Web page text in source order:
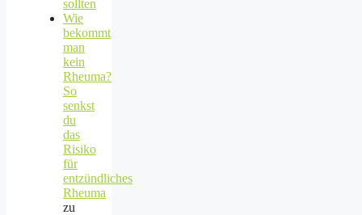
sollten
Wie
bekommt
man
kein
Rheuma?
So
senkst
du
das
Risiko
für
entzündliches
Rheuma
zu